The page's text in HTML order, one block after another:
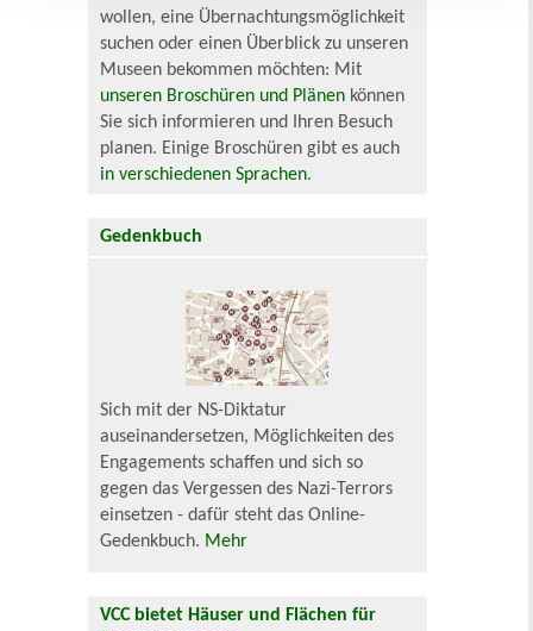
wollen, eine Übernachtungsmöglichkeit
suchen oder einen Überblick zu unseren
Museen bekommen möchten: Mit
unseren Broschüren und Plänen können
Sie sich informieren und Ihren Besuch
planen. Einige Broschüren gibt es auch
in verschiedenen Sprachen.
Gedenkbuch
Sich mit der NS-Diktatur
auseinandersetzen, Möglichkeiten des
Engagements schaffen und sich so
gegen das Vergessen des Nazi-Terrors
einsetzen - dafür steht das Online-
Gedenkbuch. Mehr
VCC bietet Häuser und Flächen für